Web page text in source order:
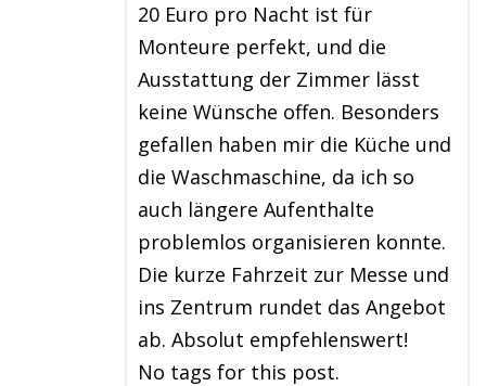
20 Euro pro Nacht ist für
Monteure perfekt, und die
Ausstattung der Zimmer lässt
keine Wünsche offen. Besonders
gefallen haben mir die Küche und
die Waschmaschine, da ich so
auch längere Aufenthalte
problemlos organisieren konnte.
Die kurze Fahrzeit zur Messe und
ins Zentrum rundet das Angebot
ab. Absolut empfehlenswert!
No tags for this post.